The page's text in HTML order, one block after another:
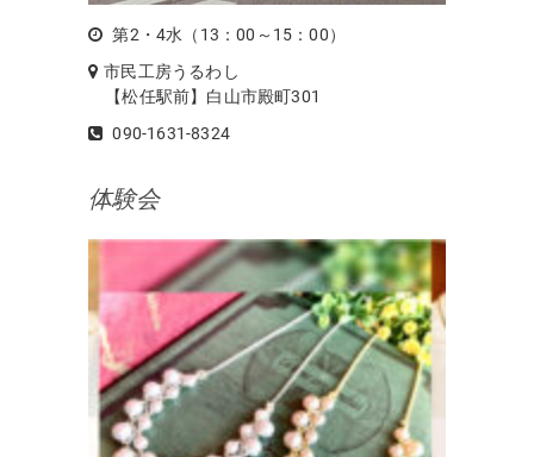
第2・4水（13：00～15：00）
市民工房うるわし
【松任駅前】白山市殿町301
090-1631-8324
体験会